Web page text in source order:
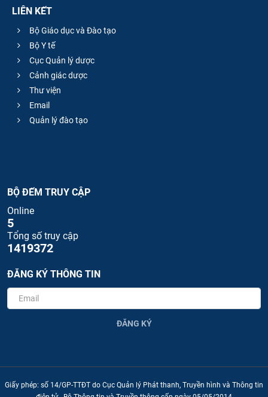
LIÊN KẾT
Bộ Giáo dục và Đào tạo
Bộ Y tế
Cục Quản lý dược
Cảnh giác dược
Thư viện
Email
Quản lý đào tạo
BỘ ĐẾM TRUY CẬP
Online
5
Tổng số truy cập
1419372
ĐĂNG KÝ THÔNG TIN
ĐĂNG KÝ
Giấy phép: số 14/GP-TTĐT do Cục Quản lý Phát thanh, Truyền hình và Thông tin